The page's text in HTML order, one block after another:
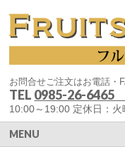
お問合せご注文はお電話・
TEL 0985-26-6465
10:00～19:00 定休日：火
MENU